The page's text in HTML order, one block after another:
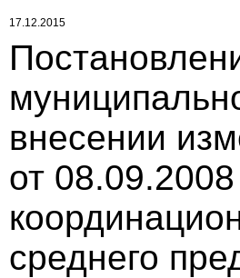
17.12.2015
внесении
от
среднего